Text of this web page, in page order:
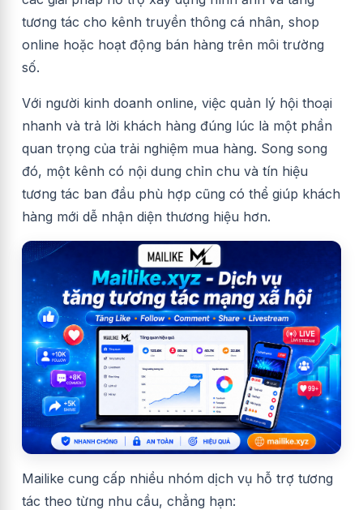
tương tác cho kênh truyền thông cá nhân, shop
online hoặc hoạt động bán hàng trên môi trường
số.
Với người kinh doanh online, việc quản lý hội thoại
nhanh và trả lời khách hàng đúng lúc là một phần
quan trọng của trải nghiệm mua hàng. Song song
đó, một kênh có nội dung chỉn chu và tín hiệu
tương tác ban đầu phù hợp cũng có thể giúp khách
hàng mới dễ nhận diện thương hiệu hơn.
Mailike cung cấp nhiều nhóm dịch vụ hỗ trợ tương
tác theo từng nhu cầu, chẳng hạn: